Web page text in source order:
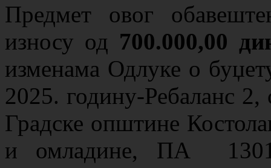
Предмет овог
износу од 700.000,00
изменама Одлуке о
2025. годину-Ребаланс
Градске општине
и омладине, ПА